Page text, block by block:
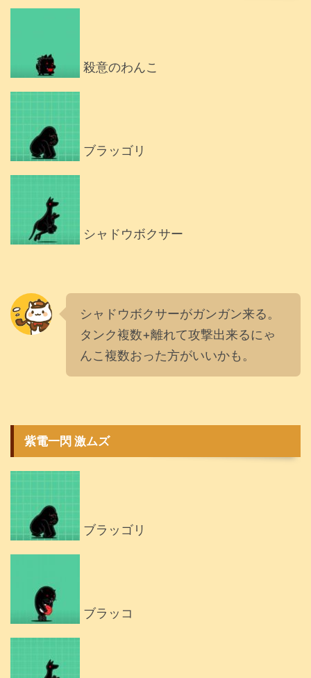
殺意のわんこ
ブラッゴリ
シャドウボクサー
シャドウボクサーがガンガン来る。
タンク複数+離れて攻撃出来るにゃ
んこ複数おった方がいいかも。
紫電一閃 激ムズ
ブラッゴリ
ブラッコ